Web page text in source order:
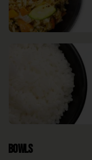
Bowls